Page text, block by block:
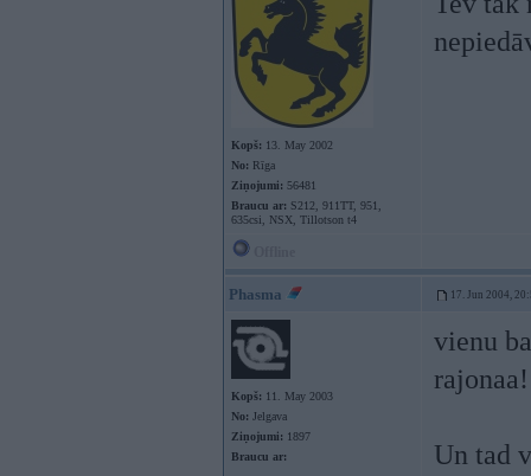
Kopš: 13. May 2002
No: Rīga
Ziņojumi: 56481
Braucu ar: S212, 911TT, 951,
635csi, NSX, Tillotson t4
Phasma 17. Jun 2004,
Kopš: 11. May 2003
No: Jelgava
Ziņojumi: 1897
Braucu ar:
vienu
rajonaa!
Un tad